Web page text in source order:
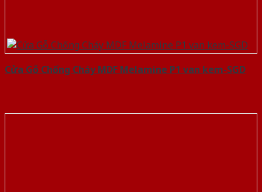
Cửa Gỗ Chống Cháy MDF Melamine P1 van kem-SGD